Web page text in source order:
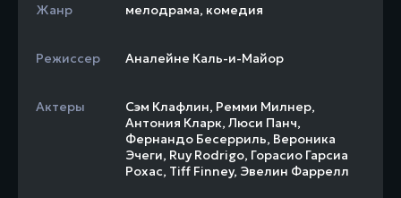
Жанр мелодрама, комедия
Режиссер Аналейне Каль-и-Майор
Актеры Сэм Клафлин, Ремми Милнер,
Антония Кларк, Люси Панч,
Фернандо Бесерриль, Вероника
Эчеги, Ruy Rodrigo, Горасио Гарсиа
Рохас, Tiff Finney, Эвелин Фаррелл